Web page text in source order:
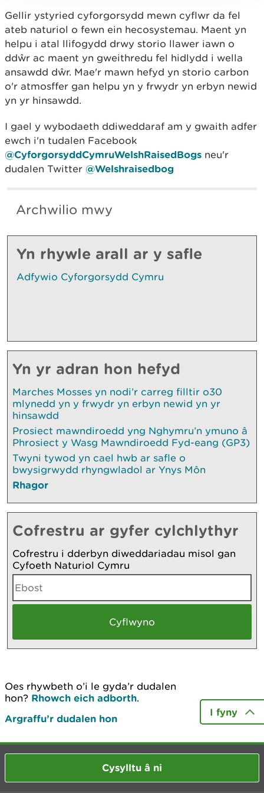
Gellir ystyried cyforgorsydd mewn cyflwr da fel
ateb naturiol o fewn ein hecosystemau. Maent yn
helpu i atal llifogydd drwy storio llawer iawn o
ddŵr ac maent yn gweithredu fel hidlydd i wella
ansawdd dŵr. Mae'r mawn hefyd yn storio carbon
o'r atmosffer gan helpu yn y frwydr yn erbyn newid
yn yr hinsawdd.
I gael y wybodaeth ddiweddaraf am y gwaith adfer
ewch i'n tudalen Facebook
@CyforgorsyddCymruWelshRaisedBogs neu'r
dudalen Twitter @Welshraisedbog
Archwilio mwy
Yn rhywle arall ar y safle
Adfywio Cyforgorsydd Cymru
Yn yr adran hon hefyd
Marches Mosses yn nodi’r carreg filltir o30
mlynedd yn y frwydr yn erbyn newid yn yr
hinsawdd
Prosiect mawndiroedd yng Nghymru’n ymuno â
Phrosiect y Wasg Mawndiroedd Fyd-eang (GP3)
Twyni tywod yn cael hwb ar safle o
bwysigrwydd rhyngwladol ar Ynys Môn
Rhagor
Cofrestru ar gyfer cylchlythyr
Cofrestru i dderbyn diweddariadau misol gan
Cyfoeth Naturiol Cymru
Oes rhywbeth o’i le gyda’r dudalen
hon? Rhowch eich adborth.
Argraffu’r dudalen hon
I fyny
Cysylltu â ni